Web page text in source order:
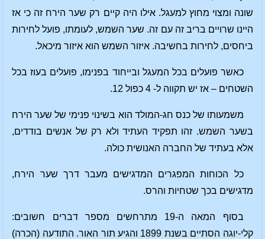
שונה ומצוי מחוץ למעגל. אילו היה קיים רק שער הירח זה כי אז
היינו שרויים בריב זה עם זה. שער השמש, לעומתו, פועל לחירות
ביחסים, לחירות בחשיבה. איזור השמש הוא איזור מיכאל.
כאשר פועלים בכל המעגל ובייחוד בפנימו, פועלים בעוז בכל
השטחים – אז יש תקווה ל- 4 כפול 12.
משמעותו של כנס חג-המולד הוא בשינוי פנימי של שער הירח
בשער השמש. זהו תפקיד העתיד ולא רק של אנשים בודדים,
אלא בעתיד של החברה האנושית כולה.
כל הכוחות המפגרים המדגישים מעבר דרך שער הירח,
מדגישים בכך שטחיות והרס.
בסוף המאה ה-19 מתרחשים מספר דברים חשובים:
קלי-יוגה הסתיים בשנת 1899 והגיע תור האור. התודעה (הכרה)